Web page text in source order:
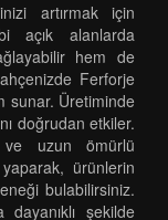
artırmak için
açık alanlarda
hem de
Ferforje
sunar. Üretiminde
doğrudan etkiler.
ve uzun ömürlü
yaparak, ürünlerin
bulabilirsiniz.
şekilde